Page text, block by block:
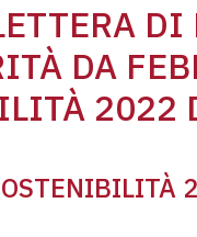
DI
DA
2022